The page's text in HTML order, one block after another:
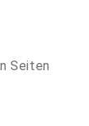
Seiten